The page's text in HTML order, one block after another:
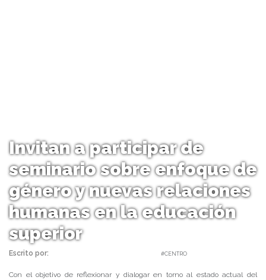
Invitan a participar de
seminario sobre enfoque de
género y nuevas relaciones
humanas en la educación
superior
Escrito por: #CENTRO
Con el objetivo de reflexionar y dialogar en torno al estado actual del